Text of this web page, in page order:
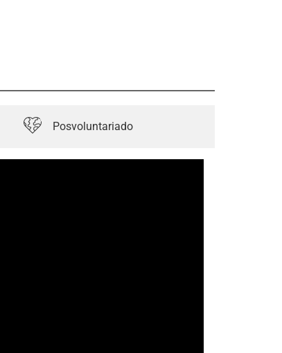
Posvoluntariado